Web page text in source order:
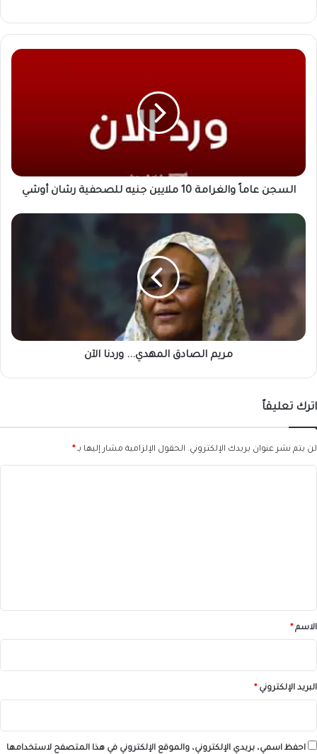
السجن
أوشي
السجن عاماً والغرامة 10 ملايين جنيه للصحفية رشان أوشي
مريم
الصادق
مريم الصادق المهدي... وردنا الآن
اترك تعليقاً
لن يتم نشر عنوان بريدك الإلكتروني. الحقول الإلزامية مشار إليها بـ *
*الاسم *
البريد الإلكتروني *
احفظ اسمي، بريدي الإلكتروني، والموقع الإلكتروني في هذا المتصفح لاستخدامها